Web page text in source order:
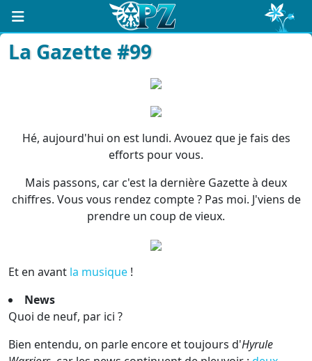
La Gazette #99
Hé, aujourd'hui on est lundi. Avouez que je fais des
efforts pour vous.
Mais passons, car c'est la dernière Gazette à deux
chiffres. Vous vous rendez compte ? Pas moi. J'viens de
prendre un coup de vieux.
Et en avant la musique !
News
Quoi de neuf, par ici ?
Bien entendu, on parle encore et toujours d'Hyrule